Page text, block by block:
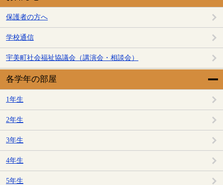
保護者の方へ
学校通信
宇美町社会福祉協議会（講演会・相談会）
各学年の部屋
1年生
2年生
3年生
4年生
5年生